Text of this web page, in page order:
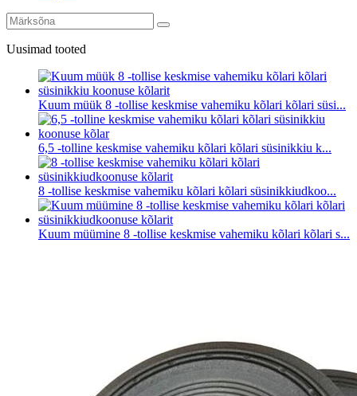
Uusimad tooted
Kuum müük 8 -tollise keskmise vahemiku kõlari kõlari süsi...
6,5 -tolline keskmise vahemiku kõlari kõlari süsinikkiu k...
8 -tollise keskmise vahemiku kõlari kõlari süsinikkiudkoo...
Kuum müümine 8 -tollise keskmise vahemiku kõlari kõlari s...